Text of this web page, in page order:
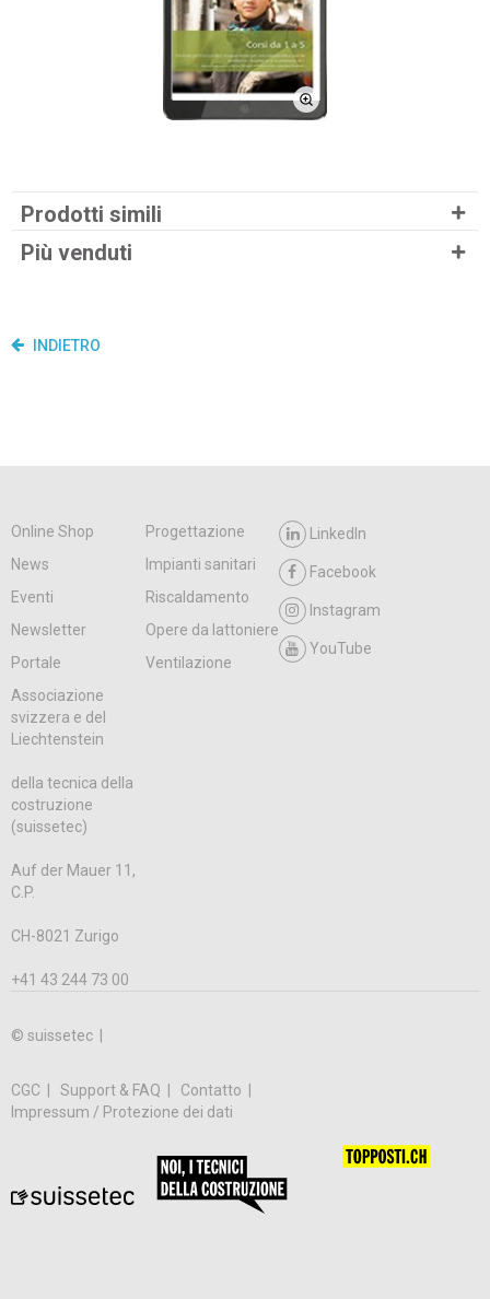
Prodotti simili
Più venduti
INDIETRO
Online Shop
Progettazione
News
Impianti sanitari
Eventi
Riscaldamento
Newsletter
Opere da lattoniere
Portale
Ventilazione
LinkedIn
Facebook
Instagram
YouTube
Associazione
svizzera e del
Liechtenstein
della tecnica della
costruzione
(suissetec)
Auf der Mauer 11,
C.P.
CH-8021 Zurigo
+41 43 244 73 00
© suissetec |
CGC Support & FAQ
Contatto
Impressum / Protezione dei dati